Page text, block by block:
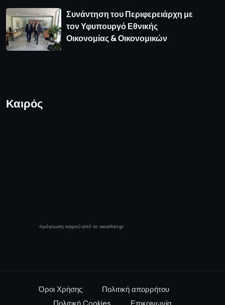
Συνάντηση του Περιφερειάρχη με
τον Υφυπουργό Εθνικής
Οικονομίας & Οικονομικών
Καιρός
πρόγνωση καιρού από το weather.gr
Όροι Χρήσης
Πολιτική απορρήτου